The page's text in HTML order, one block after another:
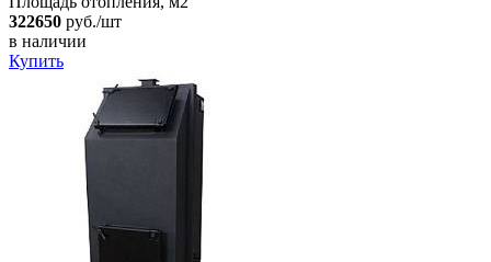
322650 руб./шт
в наличии
Купить